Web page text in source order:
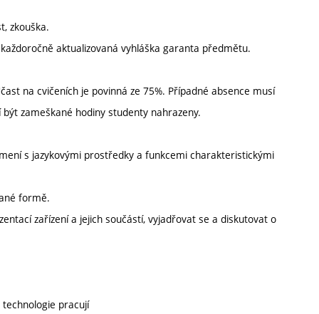
zkouška.
aktualizovaná vyhláška garanta předmětu.
na cvičeních je povinná ze 75%. Případné absence musí
zameškané hodiny studenty nahrazeny.
s jazykovými prostředky a funkcemi charakteristickými
formě.
zařízení a jejich součástí, vyjadřovat se a diskutovat o
pracují